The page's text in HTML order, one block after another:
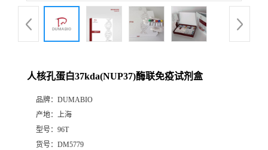
品
人核孔蛋白37kda(NUP37)酶联免疫试剂盒
品牌： DUMABIO
产地： 上海
型号： 96T
货号： DM5779